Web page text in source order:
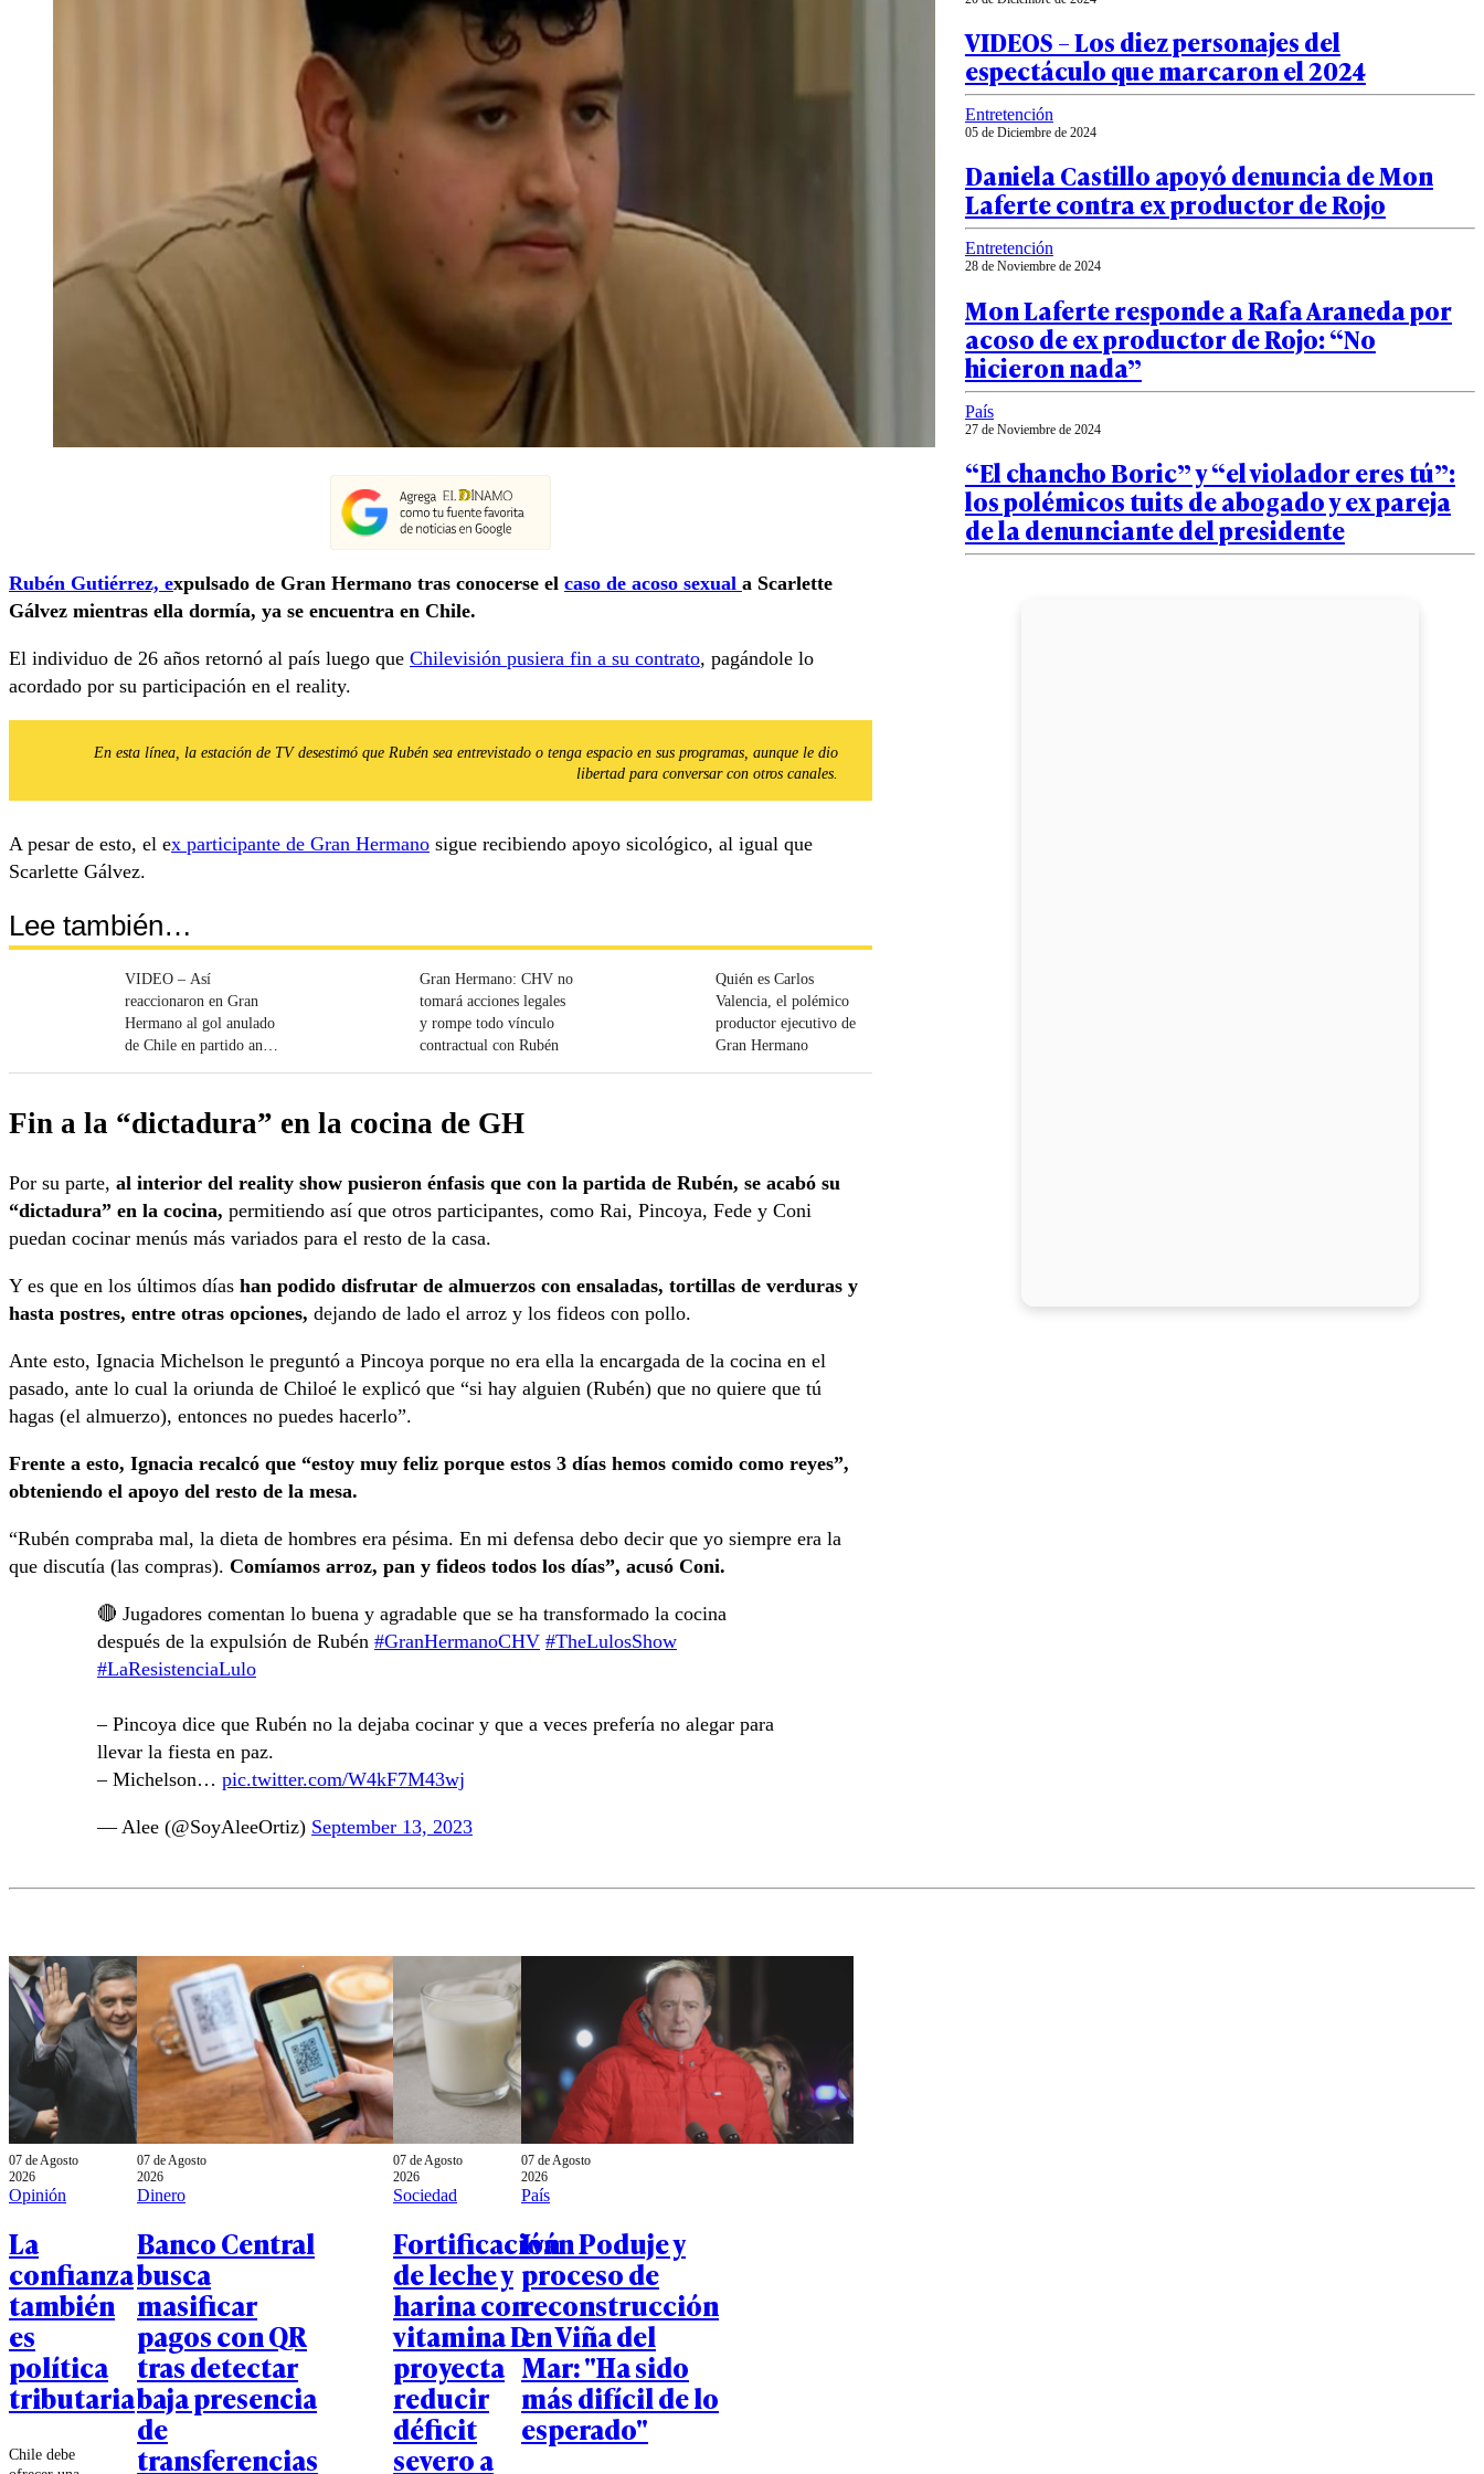
Rubén Gutiérrez, expulsado de Gran Hermano tras conocerse el caso de acoso sexual a Scarlette
Gálvez mientras ella dormía, ya se encuentra en Chile.
El individuo de 26 años retornó al país luego que Chilevisión pusiera fin a su contrato, pagándole lo
acordado por su participación en el reality.
En esta línea, la estación de TV desestimó que Rubén sea entrevistado o tenga espacio en sus programas, aunque le dio
libertad para conversar con otros canales.
A pesar de esto, el ex participante de Gran Hermano sigue recibiendo apoyo sicológico, al igual que
Scarlette Gálvez.
Lee también…
VIDEO – Así
reaccionaron en Gran
Hermano al gol anulado
de Chile en partido ante
Gran Hermano: CHV no
tomará acciones legales
y rompe todo vínculo
contractual con Rubén
Quién es Carlos
Valencia, el polémico
productor ejecutivo de
Gran Hermano
Fin a la “dictadura” en la cocina de GH
Por su parte, al interior del reality show pusieron énfasis que con la partida de Rubén, se acabó su
“dictadura” en la cocina, permitiendo así que otros participantes, como Rai, Pincoya, Fede y Coni
puedan cocinar menús más variados para el resto de la casa.
Y es que en los últimos días han podido disfrutar de almuerzos con ensaladas, tortillas de verduras y
hasta postres, entre otras opciones, dejando de lado el arroz y los fideos con pollo.
Ante esto, Ignacia Michelson le preguntó a Pincoya porque no era ella la encargada de la cocina en el
pasado, ante lo cual la oriunda de Chiloé le explicó que “si hay alguien (Rubén) que no quiere que tú
hagas (el almuerzo), entonces no puedes hacerlo”.
Frente a esto, Ignacia recalcó que “estoy muy feliz porque estos 3 días hemos comido como reyes”,
obteniendo el apoyo del resto de la mesa.
“Rubén compraba mal, la dieta de hombres era pésima. En mi defensa debo decir que yo siempre era la
que discutía (las compras). Comíamos arroz, pan y fideos todos los días”, acusó Coni.
🔴 Jugadores comentan lo buena y agradable que se ha transformado la cocina
después de la expulsión de Rubén #GranHermanoCHV #TheLulosShow
#LaResistenciaLulo
– Pincoya dice que Rubén no la dejaba cocinar y que a veces prefería no alegar para
llevar la fiesta en paz.
– Michelson… pic.twitter.com/W4kF7M43wj
— Alee (@SoyAleeOrtiz) September 13, 2023
VIDEOS – Los diez personajes del
espectáculo que marcaron el 2024
Entretención
05 de Diciembre de 2024
Daniela Castillo apoyó denuncia de Mon
Laferte contra ex productor de Rojo
Entretención
28 de Noviembre de 2024
Mon Laferte responde a Rafa Araneda por
acoso de ex productor de Rojo: “No
hicieron nada”
País
27 de Noviembre de 2024
“El chancho Boric” y “el violador eres tú”:
los polémicos tuits de abogado y ex pareja
de la denunciante del presidente
07 de Agosto
2026
Opinión
La
confianza
también
es
política
tributaria
Chile debe
07 de Agosto
2026
Dinero
Banco Central
busca
masificar
pagos con QR
tras detectar
baja presencia
de
transferencias
07 de Agosto
2026
Sociedad
Fortificación
de leche y
harina con
vitamina D
proyecta
reducir
déficit
severo a
07 de Agosto
2026
País
Iván Poduje y
proceso de
reconstrucción
en Viña del
Mar: "Ha sido
más difícil de lo
esperado"